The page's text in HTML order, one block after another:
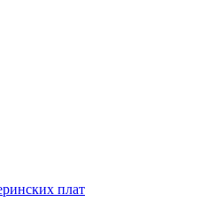
плат